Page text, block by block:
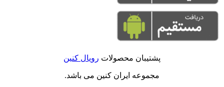
پشتیبان محصولات رویال کنین
مجموعه ایران کنین می باشد.